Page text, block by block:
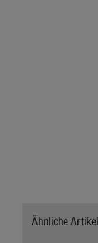
Ähnliche